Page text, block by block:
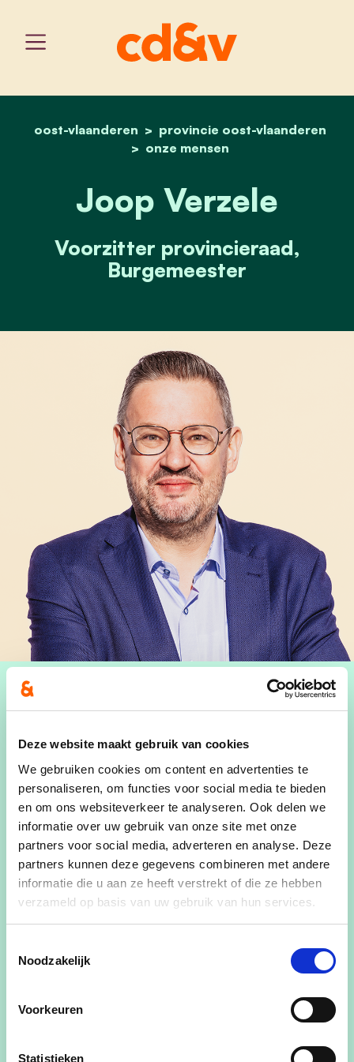
Deze website maakt gebruik van cookies
We gebruiken cookies om content en advertenties te
personaliseren, om functies voor social media te bieden
en om ons websiteverkeer te analyseren. Ook delen we
informatie over uw gebruik van onze site met onze
partners voor social media, adverteren en analyse. Deze
partners kunnen deze gegevens combineren met andere
informatie die u aan ze heeft verstrekt of die ze hebben
verzameld op basis van uw gebruik van hun services.
Noodzakelijk
Voorkeuren
Statistieken
home
oost-vlaanderen
provincie oost-vlaanderen
onze mensen
joop verzele
Joop Verzele
Voorzitter provincieraad,
Burgemeester
Beroep: leerkracht muzikale vorming (voorlopig
voltijds burgemeester)
Politiek mandaat: burgemeester Kruisem en
provincieraadslid.
Zetelt in volgende commissies in de
provincieraad:
- Eerste Commissie (plaatsvervanger): Economie,
Landbouw & Platteland, Europese & Internationale
Leefmilieu; Recreatiedomeinen
Onderwijsinstellingen; Onderwijs & Vorming;
Erfgoed & Erfgoedsites; Financiën; Logistiek;